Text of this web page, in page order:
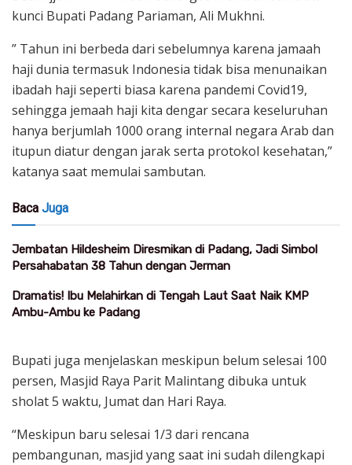
kunci Bupati Padang Pariaman, Ali Mukhni.
” Tahun ini berbeda dari sebelumnya karena jamaah
haji dunia termasuk Indonesia tidak bisa menunaikan
ibadah haji seperti biasa karena pandemi Covid19,
sehingga jemaah haji kita dengar secara keseluruhan
hanya berjumlah 1000 orang internal negara Arab dan
itupun diatur dengan jarak serta protokol kesehatan,”
katanya saat memulai sambutan.
Baca Juga
Jembatan Hildesheim Diresmikan di Padang, Jadi Simbol
Persahabatan 38 Tahun dengan Jerman
Dramatis! Ibu Melahirkan di Tengah Laut Saat Naik KMP
Ambu-Ambu ke Padang
Bupati juga menjelaskan meskipun belum selesai 100
persen, Masjid Raya Parit Malintang dibuka untuk
sholat 5 waktu, Jumat dan Hari Raya.
“Meskipun baru selesai 1/3 dari rencana
pembangunan, masjid yang saat ini sudah dilengkapi